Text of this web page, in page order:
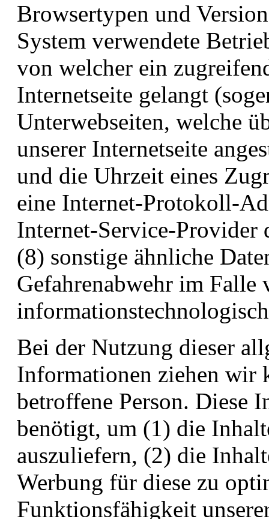
Browsertypen und
System verwendete
von welcher ein
Internetseite gelangt
Unterwebseiten, welche
unserer Internetseite
und die Uhrzeit eines
eine Internet-Protokoll-
Internet-Service-Provider
(8) sonstige ähnliche
Gefahrenabwehr im
Bei der Nutzung dieser
Informationen ziehen wir
betroffene Person. Diese
benötigt, um (1) die
auszuliefern, (2) die
Werbung für diese zu
Funktionsfähigkeit